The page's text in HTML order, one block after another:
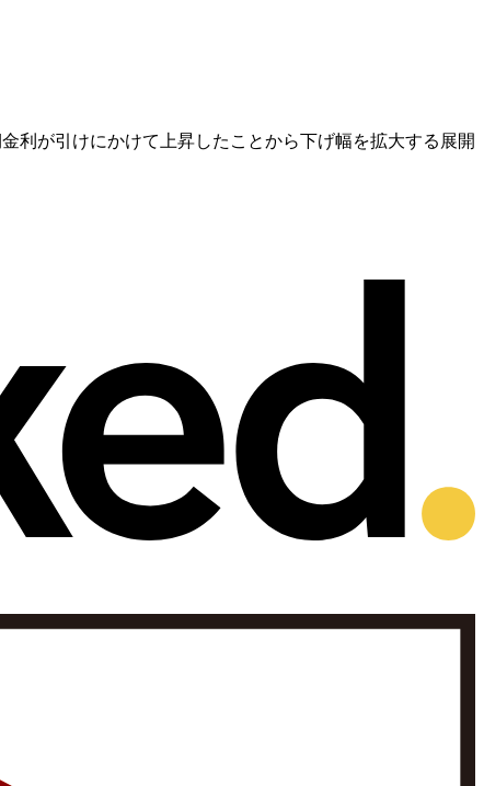
利が引けにかけて上昇したことから下げ幅を拡大する展開